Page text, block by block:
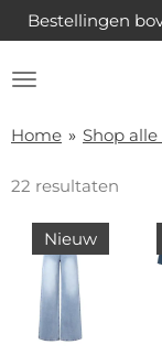
Ga
direct
naar
Bestellingen
Home » Shop
22 resultaten
Nieuw